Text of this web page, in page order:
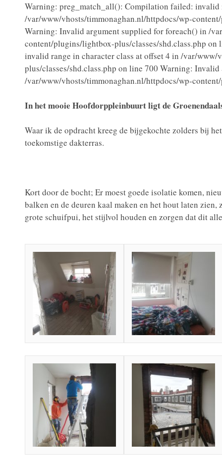
Warning: preg_match_all(): Compilation failed: invalid
/var/www/vhosts/timmonaghan.nl/httpdocs/wp-
Warning: Invalid argument supplied for foreach() in /
content/plugins/lightbox-plus/classes/shd.class.php
invalid range in character class at offset 4 in /var/
plus/classes/shd.class.php on line 700 Warning:
/var/www/vhosts/timmonaghan.nl/httpdocs/wp-
In het mooie Hoofdorppleinbuurt ligt de
Waar ik de opdracht kreeg de bijgekochte zolders bij
toekomstige dakterras.
Kort door de bocht; Er moest goede isolatie komen,
balken en de deuren kaal maken en het hout laten
grote schuifpui, het stijlvol houden en zorgen dat dit